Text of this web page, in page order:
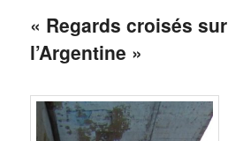
« Regards croisés sur
l’Argentine »